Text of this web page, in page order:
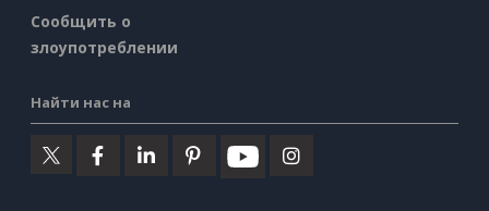
Сообщить о
злоупотреблении
Найти нас на